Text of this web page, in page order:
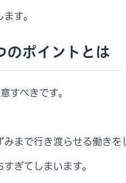
す。
のポイントとは
すべきです。
まで行き渡らせる働きを
ぎてしまいます。